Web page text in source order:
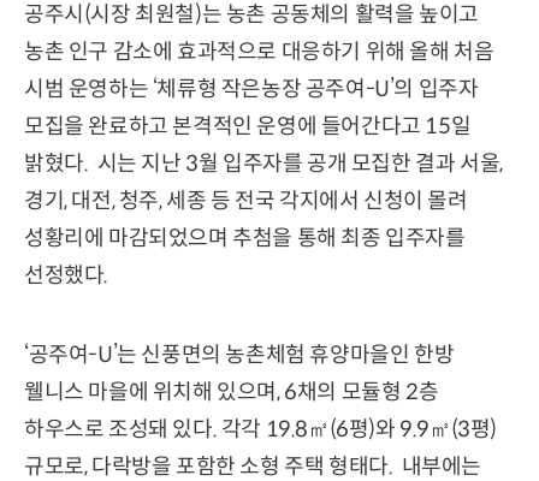
공주시(시장 최원철)는 농촌 공동체의 활력을 높이고
농촌 인구 감소에 효과적으로 대응하기 위해 올해 처음
시범 운영하는 ‘체류형 작은농장 공주여-U’의 입주자
모집을 완료하고 본격적인 운영에 들어간다고 15일
밝혔다. 시는 지난 3월 입주자를 공개 모집한 결과 서울,
경기, 대전, 청주, 세종 등 전국 각지에서 신청이 몰려
성황리에 마감되었으며 추첨을 통해 최종 입주자를
선정했다.
‘공주여-U’는 신풍면의 농촌체험 휴양마을인 한방
웰니스 마을에 위치해 있으며, 6채의 모듈형 2층
하우스로 조성돼 있다. 각각 19.8㎡(6평)와 9.9㎡(3평)
규모로, 다락방을 포함한 소형 주택 형태다. 내부에는